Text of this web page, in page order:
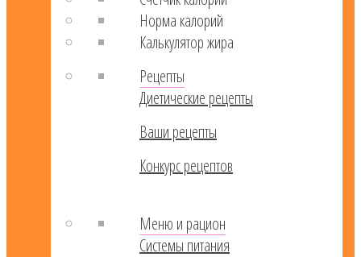
Норма калорий
Калькулятор жира
Рецепты
Диетические рецепты
Ваши рецепты
Конкурс рецептов
Меню и рацион
Системы питания